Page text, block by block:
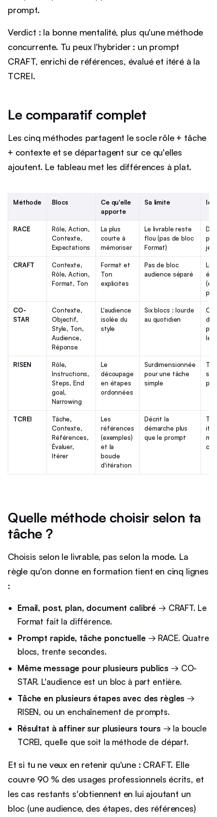
prompt.
Verdict : la bonne mentalité, plus qu'une méthode
concurrente. Tu peux l'hybrider : un prompt
CRAFT, enrichi de références, évalué et itéré à la
TCREI.
Le comparatif complet
Les cinq méthodes partagent le socle rôle + tâche
+ contexte et se départagent sur ce qu'elles
ajoutent. Le tableau met les différences à plat.
Méthode Blocs
Ce qu'elle
apporte
Sa limite
RACE
Rôle, Action,
Contexte,
Expectations
La plus
courte à
mémoriser
Le livrable reste
flou (pas de bloc
Format)
CRAFT
Contexte,
Rôle, Action,
Format, Ton
Format et
Ton
explicites
Pas de bloc
audience séparé
CO-
STAR
Contexte,
Objectif,
Style, Ton,
Audience,
Réponse
L'audience
isolée du
style
Six blocs : lourde
au quotidien
RISEN
Rôle,
Instructions,
Steps, End
goal,
Narrowing
Le
découpage
en étapes
ordonnées
Surdimensionnée
pour une tâche
simple
TCREI
Tâche,
Contexte,
Références,
Évaluer,
Itérer
Les
références
(exemples)
et la
boucle
d'itération
Décrit la
démarche plus
que le prompt
Quelle méthode choisir selon ta
tâche ?
Choisis selon le livrable, pas selon la mode. La
règle qu'on donne en formation tient en cinq lignes
:
Email, post, plan, document calibré → CRAFT. Le
Format fait la différence.
Prompt rapide, tâche ponctuelle → RACE. Quatre
blocs, trente secondes.
Même message pour plusieurs publics → CO-
STAR. L'audience est un bloc à part entière.
Tâche en plusieurs étapes avec des règles →
RISEN, ou un enchaînement de prompts.
Résultat à affiner sur plusieurs tours → la boucle
TCREI, quelle que soit la méthode de départ.
Et si tu ne veux en retenir qu'une : CRAFT. Elle
couvre 90 % des usages professionnels écrits, et
les cas restants s'obtiennent en lui ajoutant un
bloc (une audience, des étapes, des références)